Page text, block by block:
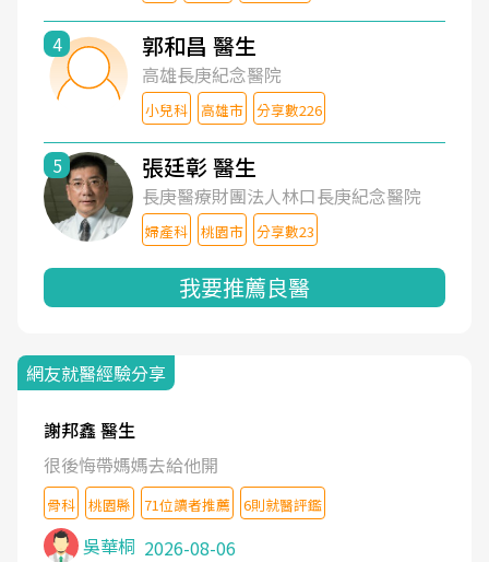
4 郭和昌 醫生
高雄長庚紀念醫院
小兒科 高雄市 分享數226
5 張廷彰 醫生
長庚醫療財團法人林口長庚紀念醫院
婦產科 桃園市 分享數23
我要推薦良醫
網友就醫經驗分享
謝邦鑫 醫生
很後悔帶媽媽去給他開
骨科 桃園縣 71位讀者推薦 6則就醫評鑑
吳華桐 2026-08-06